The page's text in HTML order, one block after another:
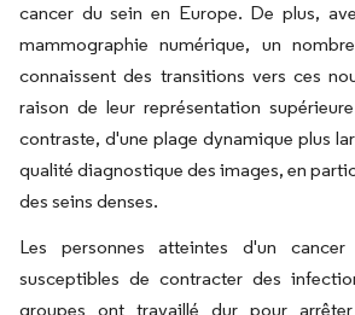
cancer du sein en Europe. De plus,
mammographie numérique, un
connaissent des transitions vers ces
raison de leur représentation
contraste, d'une plage dynamique plus
qualité diagnostique des images, en
des seins denses.
Les personnes atteintes d'un
susceptibles de contracter des
groupes ont travaillé dur pour